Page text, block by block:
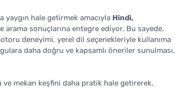
yaygın hale getirmek amacıyla Hindi,
arama sonuçlarına entegre ediyor. Bu sayede,
deneyimi, yerel dil seçenekleriyle kullanıma
daha doğru ve kapsamlı öneriler sunulması,
ve mekan keşfini daha pratik hale getirerek,